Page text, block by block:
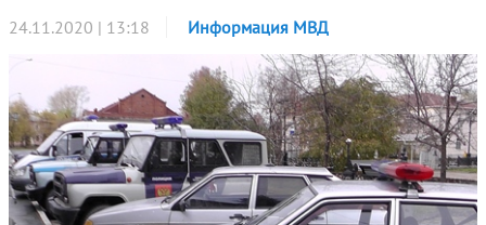
24.11.2020 | 13:18 Информация МВД